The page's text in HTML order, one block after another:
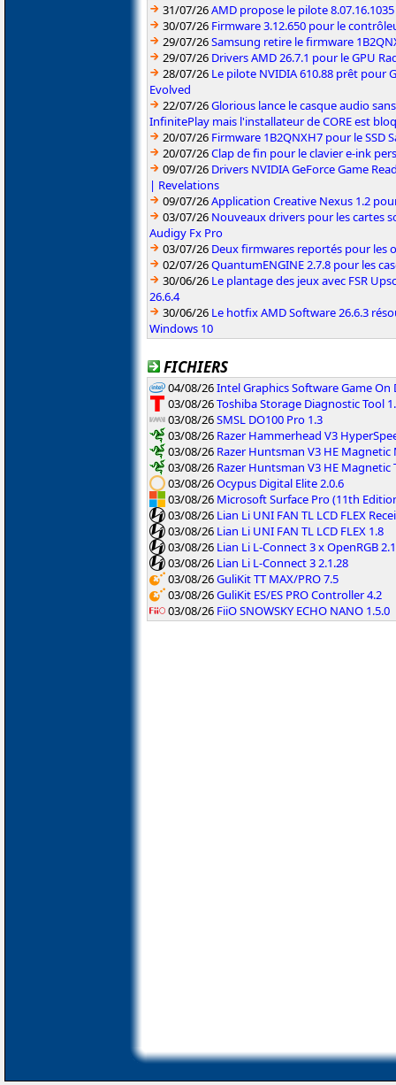
31/07/26AMD propose le pilote
30/07/26 Firmware 3.12.650 pour le
29/07/26Samsung retire le firmware
29/07/26 Drivers AMD 26.7.1 pour le GPU
28/07/26 Le pilote NVIDIA 610.88 prêt pour
Evolved
22/07/26Glorious lance le casque audio
InfinitePlay mais l'installateur de CORE est
20/07/26 Firmware 1B2QNXH7 pour le SSD
20/07/26Clap de fin pour le clavier e-ink
09/07/26 Drivers NVIDIA GeForce Game
| Revelations
09/07/26Application Creative Nexus 1.2
03/07/26 Nouveaux drivers pour les cartes
Audigy Fx Pro
03/07/26 Deux firmwares reportés pour les
02/07/26QuantumENGINE 2.7.8 pour les
30/06/26 Le plantage des jeux avec FSR
26.6.4
30/06/26 Le hotfix AMD Software 26.6.3
Windows 10
FICHIERS
04/08/26Intel Graphics Software Game On
03/08/26Toshiba Storage Diagnostic Tool
03/08/26SMSL DO100 Pro 1.3
03/08/26 Razer Hammerhead V3
03/08/26 Razer Huntsman V3 HE Magnetic
03/08/26 Razer Huntsman V3 HE Magnetic
03/08/26Ocypus Digital Elite 2.0.6
03/08/26 Microsoft Surface Pro (11th
03/08/26 Lian Li UNI FAN TL LCD FLEX
03/08/26 Lian Li UNI FAN TL LCD FLEX 1.8
03/08/26 Lian Li L-Connect 3 x OpenRGB
03/08/26 Lian Li L-Connect 3 2.1.28
03/08/26GuliKit TT MAX/PRO 7.5
03/08/26GuliKit ES/ES PRO Controller 4.2
03/08/26 FiiO SNOWSKY ECHO NANO 1.5.0